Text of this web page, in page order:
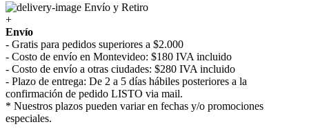
Envío y Retiro
+
Envío
- Gratis para pedidos superiores a $2.000
- Costo de envío en Montevideo: $180 IVA incluido
- Costo de envío a otras ciudades: $280 IVA incluido
- Plazo de entrega: De 2 a 5 días hábiles posteriores a la
confirmación de pedido LISTO via mail.
* Nuestros plazos pueden variar en fechas y/o promociones
especiales.